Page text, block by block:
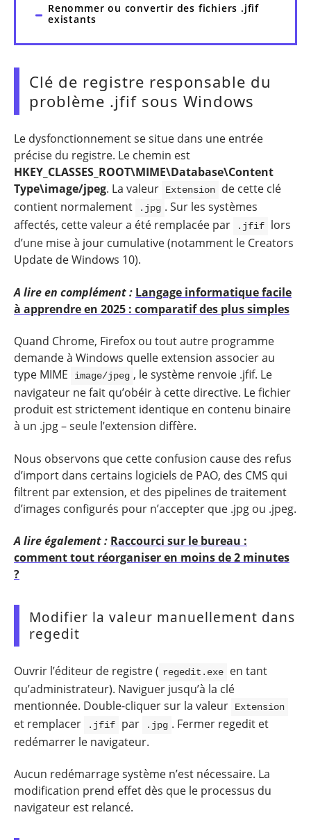
Renommer ou convertir des fichiers .jfif
existants
Clé de registre responsable du
problème .jfif sous Windows
Le dysfonctionnement se situe dans une entrée
précise du registre. Le chemin est
HKEY_CLASSES_ROOT\MIME\Database\Content
Type\image/jpeg. La valeur Extension
de cette clé
contient normalement
.jpg . Sur les systèmes
affectés, cette valeur a été remplacée par
.jfif
lors
d’une mise à jour cumulative (notamment le Creators
Update de Windows 10).
A lire en complément : Langage informatique facile
à apprendre en 2025 : comparatif des plus simples
Quand Chrome, Firefox ou tout autre programme
demande à Windows quelle extension associer au
type MIME
image/jpeg , le système renvoie .jfif. Le
navigateur ne fait qu’obéir à cette directive. Le fichier
produit est strictement identique en contenu binaire
à un .jpg – seule l’extension diffère.
Nous observons que cette confusion cause des refus
d’import dans certains logiciels de PAO, des CMS qui
filtrent par extension, et des pipelines de traitement
d’images configurés pour n’accepter que .jpg ou .jpeg.
A lire également : Raccourci sur le bureau :
comment tout réorganiser en moins de 2 minutes
?
Modifier la valeur manuellement dans
regedit
Ouvrir l’éditeur de registre ( regedit.exe
en tant
qu’administrateur). Naviguer jusqu’à la clé
mentionnée. Double-cliquer sur la valeur
Extension
et remplacer .jfif par .jpg . Fermer regedit et
redémarrer le navigateur.
Aucun redémarrage système n’est nécessaire. La
modification prend effet dès que le processus du
navigateur est relancé.